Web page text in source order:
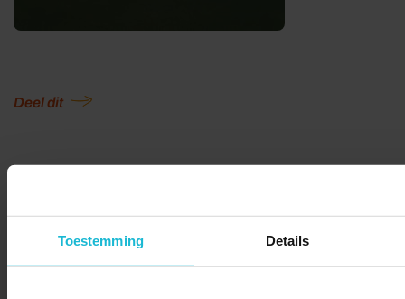
Toestemming Details
Deel dit
Forten.nl wordt ondersteund door de